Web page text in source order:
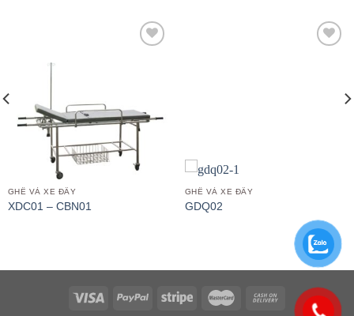
GHẾ VÀ XE ĐẨY
XDC01 – CBN01
GHẾ VÀ XE ĐẨY
GDQ02